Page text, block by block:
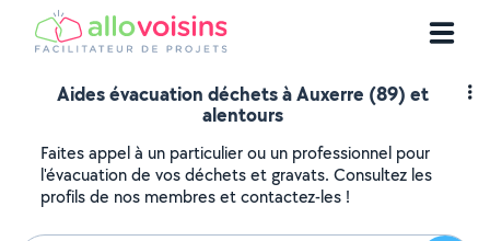
Aides évacuation déchets à Auxerre (89) et
alentours
Faites appel à un particulier ou un professionnel pour
l'évacuation de vos déchets et gravats. Consultez les
profils de nos membres et contactez-les !